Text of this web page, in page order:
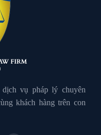
vụ pháp lý chuyên
khách hàng trên con